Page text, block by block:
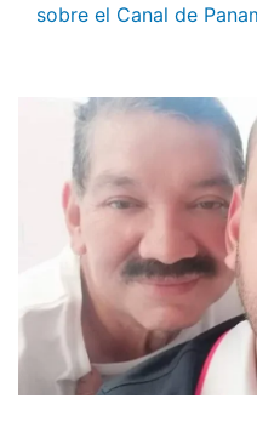
sobre el Canal de